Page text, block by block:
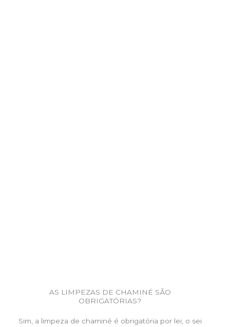
AS LIMPEZAS DE CHAMINÉ SÃO
OBRIGATÓRIAS?
Sim, a limpeza de chaminé é obrigatória por lei, o sei